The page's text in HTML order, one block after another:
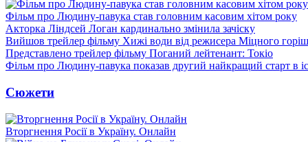
Фільм про Людину-павука став головним касовим хітом року
Акторка Ліндсей Логан кардинально змінила зачіску
Вийшов трейлер фільму Хижі води від режисера Міцного
Представлено трейлер фільму Поганий лейтенант: Токіо
Фільм про Людину-павука показав другий найкращий старт в
Сюжети
Вторгнення Росії в Україну. Онлайн